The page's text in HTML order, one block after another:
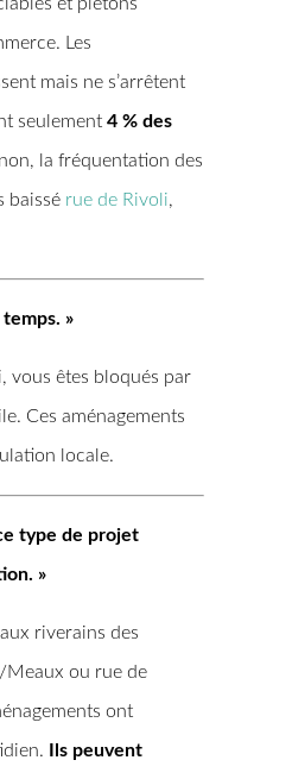
et piétons
Les
mais ne s’arrêtent
seulement 4 % des
la fréquentation des
baissé rue de Rivoli,
»
vous êtes bloqués par
Ces aménagements
locale.
type de projet
»
riverains des
Meaux ou rue de
ont
Ils peuvent